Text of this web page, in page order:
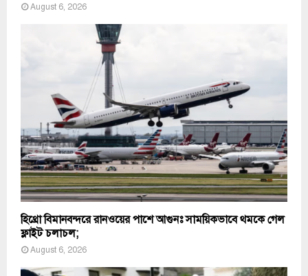
August 6, 2026
হিথ্রো বিমানবন্দরে রানওয়ের পাশে আগুনঃ সাময়িকভাবে থমকে গেল
ফ্লাইট চলাচল;
August 6, 2026